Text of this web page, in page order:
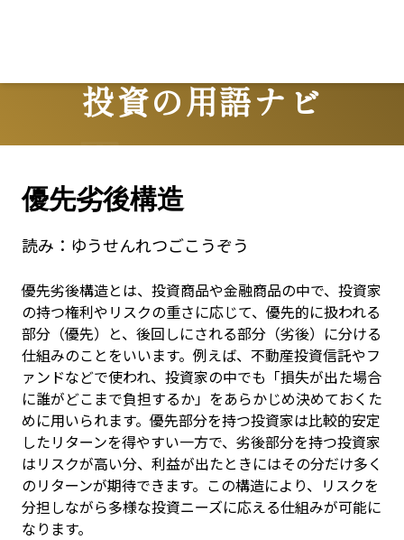
投資の用語ナビ
Terms
優先劣後構造
読み： ゆうせんれつごこうぞう
優先劣後構造とは、投資商品や金融商品の中で、投資家
の持つ権利やリスクの重さに応じて、優先的に扱われる
部分（優先）と、後回しにされる部分（劣後）に分ける
仕組みのことをいいます。例えば、不動産投資信託やフ
ァンドなどで使われ、投資家の中でも「損失が出た場合
に誰がどこまで負担するか」をあらかじめ決めておくた
めに用いられます。優先部分を持つ投資家は比較的安定
したリターンを得やすい一方で、劣後部分を持つ投資家
はリスクが高い分、利益が出たときにはその分だけ多く
のリターンが期待できます。この構造により、リスクを
分担しながら多様な投資ニーズに応える仕組みが可能に
なります。